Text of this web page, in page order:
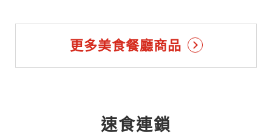
更多美食餐廳商品
速食連鎖